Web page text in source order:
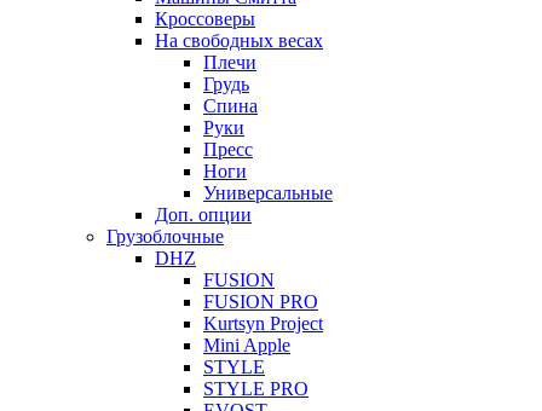
Кроссоверы
На свободных весах
Плечи
Грудь
Спина
Руки
Пресс
Ноги
Универсальные
Доп. опции
Грузоблочные
DHZ
FUSION
FUSION PRO
Kurtsyn Project
Mini Apple
STYLE
STYLE PRO